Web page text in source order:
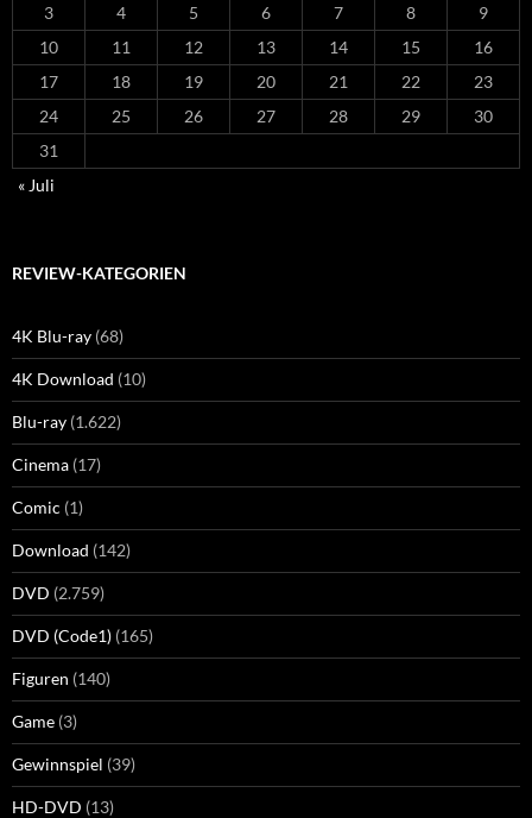
3
4 5 6 7 8
9
10
11 12 13 14 15
16
17
18 19 20 21 22
23
24
25 26 27 28 29
30
31
« Juli
REVIEW-KATEGORIEN
4K Blu-ray (68)
4K Download (10)
Blu-ray (1.622)
Cinema (17)
Comic (1)
Download (142)
DVD (2.759)
DVD (Code1) (165)
Figuren (140)
Game (3)
Gewinnspiel (39)
HD-DVD (13)